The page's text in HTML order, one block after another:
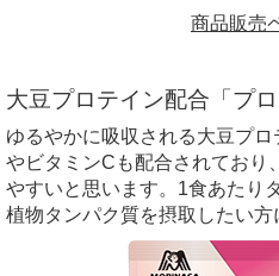
商品販売
大豆プロテイン配合「プロ
ゆるやかに吸収される大豆プ
やビタミンC も配合されており
やすいと思います。 1食あたり
植物タンパク質を摂取したい方